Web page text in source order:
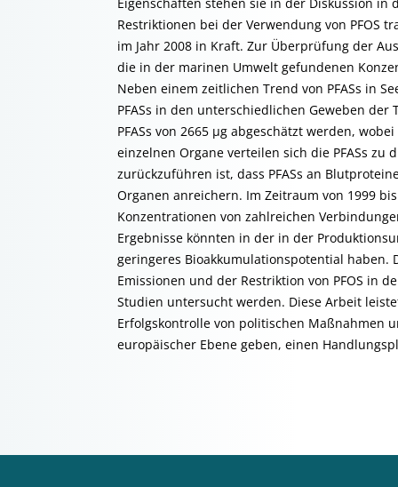
Restriktionen bei der Verwendung von PFOS
im Jahr 2008 in Kraft. Zur Überprüfung der
die in der marinen Umwelt gefundenen
Neben einem zeitlichen Trend von PFASs in
PFASs in den unterschiedlichen Geweben
PFASs von 2665 µg abgeschätzt werden,
einzelnen Organe verteilen sich die PFASs
zurückzuführen ist, dass PFASs an
Organen anreichern. Im Zeitraum von 1999
Konzentrationen von zahlreichen
Ergebnisse könnten in der in der
geringeres Bioakkumulationspotential haben.
Emissionen und der Restriktion von PFOS in
Studien untersucht werden. Diese Arbeit
Erfolgskontrolle von politischen Maßnahmen
europäischer Ebene geben, einen